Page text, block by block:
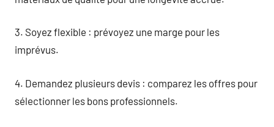
3. Soyez flexible : prévoyez une marge pour les
imprévus.
4. Demandez plusieurs devis : comparez les offres pour
sélectionner les bons professionnels.